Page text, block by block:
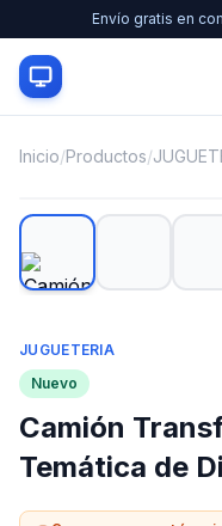
Envío gratis en
Inicio/Productos/
JUGUETERIA
Nuevo
Camión
Temática de